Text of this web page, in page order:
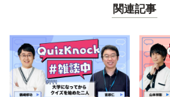
関連記事